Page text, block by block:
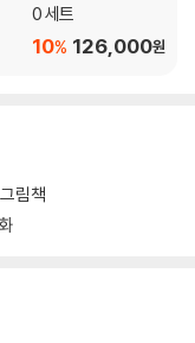
0 세트
126,000원
10%
림책